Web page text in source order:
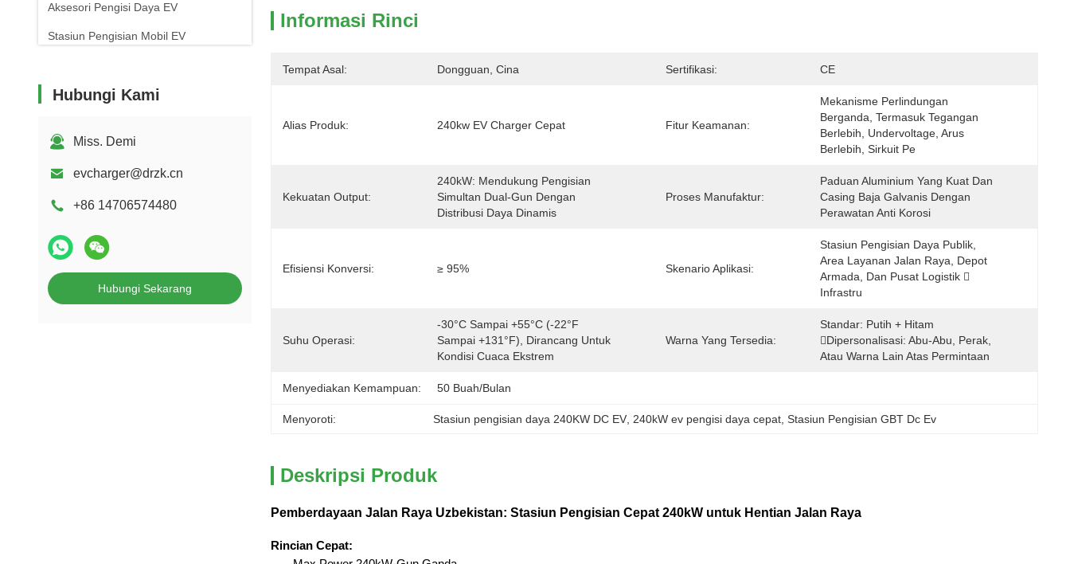
Aksesori Pengisi Daya EV
Stasiun Pengisian Mobil EV
Hubungi Kami
Miss. Demi
evcharger@drzk.cn
+86 14706574480
Hubungi Sekarang
Informasi Rinci
Tempat Asal: Dongguan, Cina Sertifikasi: CE
Alias ​​Produk: 240kw EV Charger Cepat Fitur Keamanan:
Mekanisme Perlindungan
Berganda, Termasuk Tegangan
Berlebih, Undervoltage, Arus
Berlebih, Sirkuit Pe
Kekuatan Output:
240kW: Mendukung Pengisian
Simultan Dual-Gun Dengan
Distribusi Daya Dinamis
Proses Manufaktur:
Paduan Aluminium Yang Kuat Dan
Casing Baja Galvanis Dengan
Perawatan Anti Korosi
Efisiensi Konversi: ≥ 95% Skenario Aplikasi:
Stasiun Pengisian Daya Publik,
Area Layanan Jalan Raya, Depot
Armada, Dan Pusat Logistik 
Infrastru
Suhu Operasi:
-30°C Sampai +55°C (-22°F
Sampai +131°F), Dirancang Untuk
Kondisi Cuaca Ekstrem
Warna Yang Tersedia:
Standar: Putih + Hitam
Dipersonalisasi: Abu-Abu, Perak,
Atau Warna Lain Atas Permintaan
Menyediakan Kemampuan: 50 Buah/bulan
Menyoroti: Stasiun pengisian daya 240KW DC EV, 240kW ev pengisi daya cepat, Stasiun Pengisian GBT Dc Ev
Deskripsi Produk
Pemberdayaan Jalan Raya Uzbekistan: Stasiun Pengisian Cepat 240kW untuk Hentian Jalan Raya
Rincian Cepat: